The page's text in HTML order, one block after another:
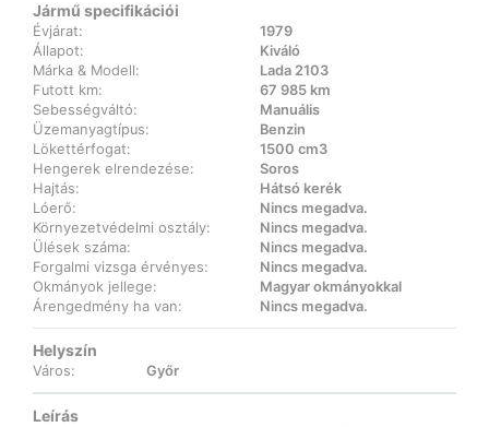
Jármű specifikációi
Évjárat:
1979
Állapot:
Kiváló
Márka & Modell:
Lada 2103
Futott km:
67 985 km
Sebességváltó:
Manuális
Üzemanyagtípus:
Benzin
Lökettérfogat:
1500 cm3
Hengerek elrendezése:
Soros
Hajtás:
Hátsó kerék
Lóerő:
Nincs megadva.
Környezetvédelmi osztály:
Nincs megadva.
Ülések száma:
Nincs megadva.
Forgalmi vizsga érvényes:
Nincs megadva.
Okmányok jellege:
Magyar okmányokkal
Árengedmény ha van:
Nincs megadva.
Helyszín
Város: Győr
Leírás